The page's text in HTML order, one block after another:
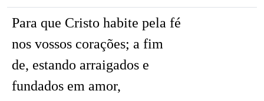
Para que Cristo habite pela fé
nos vossos corações; a fim
de, estando arraigados e
fundados em amor,